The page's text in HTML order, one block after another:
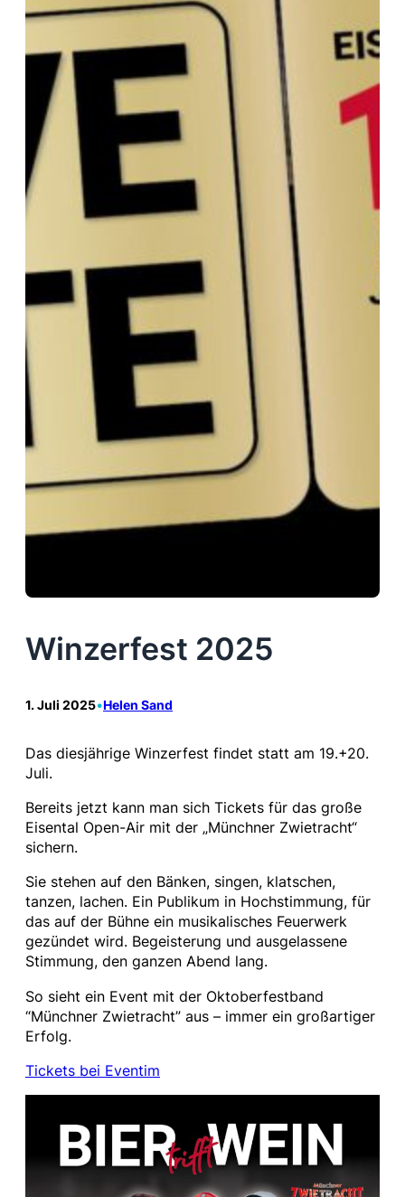
Winzerfest 2025
1. Juli 2025•Helen Sand
Das diesjährige Winzerfest findet statt am 19.+20.
Juli.
Bereits jetzt kann man sich Tickets für das große
Eisental Open-Air mit der „Münchner Zwietracht“
sichern.
Sie stehen auf den Bänken, singen, klatschen,
tanzen, lachen. Ein Publikum in Hochstimmung, für
das auf der Bühne ein musikalisches Feuerwerk
gezündet wird. Begeisterung und ausgelassene
Stimmung, den ganzen Abend lang.
So sieht ein Event mit der Oktoberfestband
“Münchner Zwietracht” aus – immer ein großartiger
Erfolg.
Tickets bei Eventim